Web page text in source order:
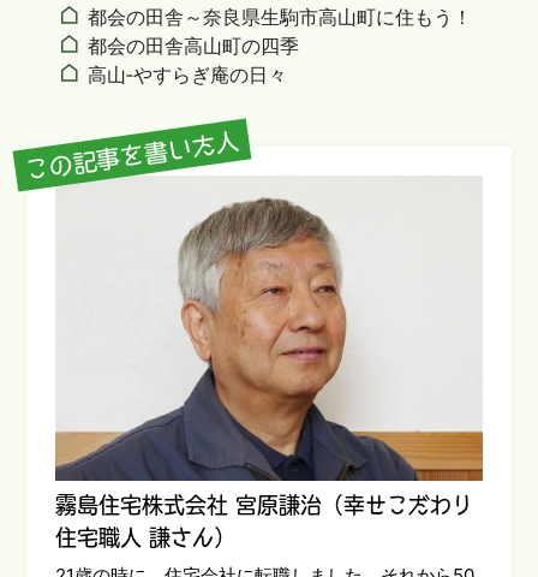
都会の田舎～奈良県生駒市高山町に住もう！
都会の田舎高山町の四季
高山‐やすらぎ庵の日々
この記事を書いた人
霧島住宅株式会社 宮原謙治（幸せこだわり
住宅職人 謙さん）